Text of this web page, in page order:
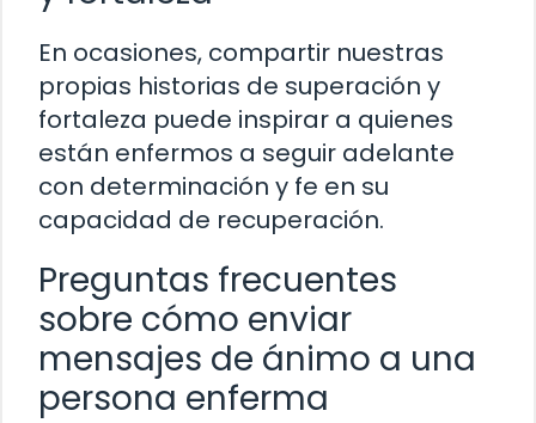
En ocasiones, compartir nuestras
propias historias de superación y
fortaleza puede inspirar a quienes
están enfermos a seguir adelante
con determinación y fe en su
capacidad de recuperación.
Preguntas frecuentes
sobre cómo enviar
mensajes de ánimo a una
persona enferma